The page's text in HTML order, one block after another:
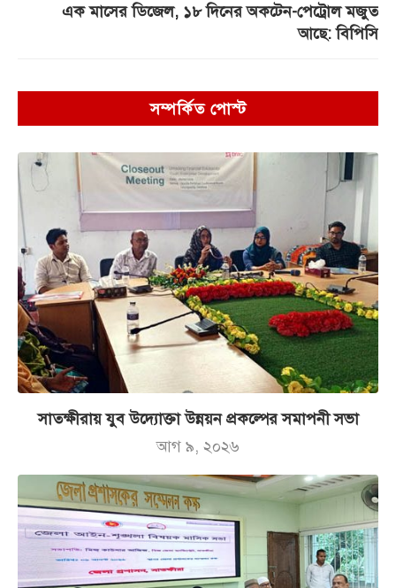
এক মাসের ডিজেল, ১৮ দিনের অকটেন-পেট্রোল মজুত
আছে: বিপিসি
সম্পর্কিত পোস্ট
সাতক্ষীরায় যুব উদ্যোক্তা উন্নয়ন প্রকল্পের সমাপনী সভা
আগ ৯, ২০২৬